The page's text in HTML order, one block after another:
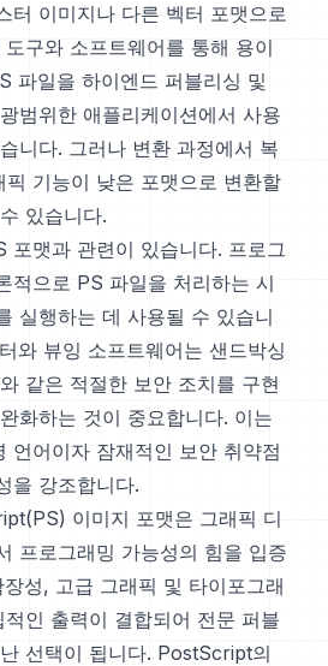
터 이미지나 다른 벡터 포맷으로
구와 소프트웨어를 통해 용이
파일을 하이엔드 퍼블리싱 및
범위한 애플리케이션에서 사용
니다. 그러나 변환 과정에서 복
기능이 낮은 포맷으로 변환할
있습니다.
포맷과 관련이 있습니다. 프로그
적으로 PS 파일을 처리하는 시
실행하는 데 사용될 수 있습니
와 뷰잉 소프트웨어는 샌드박싱
같은 적절한 보안 조치를 구현
화하는 것이 중요합니다. 이는
언어이자 잠재적인 보안 취약점
을 강조합니다.
이미지 포맷은 그래픽 디
프로그래밍 가능성의 힘을 입증
성, 고급 그래픽 및 타이포그래
인 출력이 결합되어 전문 퍼블
선택이 됩니다. PostScript의